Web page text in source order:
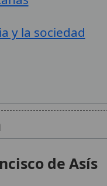
y la sociedad
de Asís